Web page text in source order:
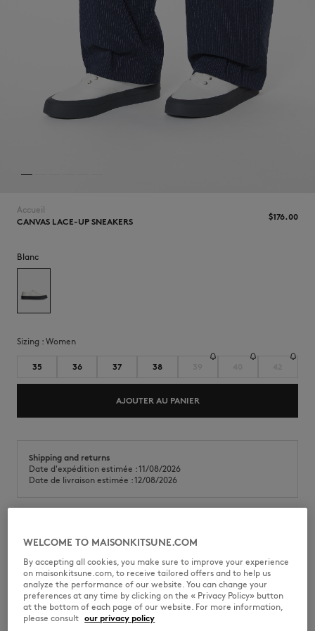
NOUVEAUTÉS
LAST CHANCE
Accueil
CANVAS LACE-UP SNEAKERS
$‌176.00
Blanc
Sizing : women
35 36 37 38
AJOUTER AU PANIER
Shipping and returns
Date d'expédition estimée : 11/08/2026
Date de livraison estimée : 12/08/2026
Sneakers basses en toile de coton.
Sneakers bicolore basses en toile de coton
Fermeture lacée avec œillets métalliques
Coutures surpiquées
Signature Maison Kitsuné Handwriting imprimée sur la languette et
reliefée au dos
Semelle extérieure contrastée en gomme
WELCOME TO MAISONKITSUNE.COM
By accepting all cookies, you make sure to improve your experience
on maisonkitsune.com, to receive tailored offers and to help us
analyze the performance of our website. You can change your
preferences at any time by clicking on the « Privacy Policy» button
at the bottom of each page of our website. For more information,
please consult our privacy policy